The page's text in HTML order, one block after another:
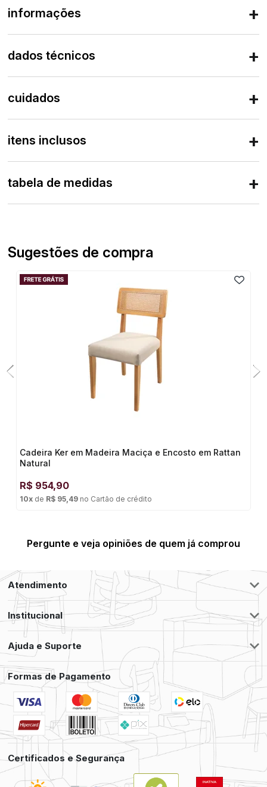
informações
dados técnicos
cuidados
itens inclusos
tabela de medidas
Sugestões de compra
Cadeira Ker em Madeira Maciça e Encosto em Rattan
Natural
R$ 954,90
10x de R$ 95,49 no Cartão de crédito
Pergunte e veja opiniões de quem já comprou
Atendimento
Institucional
Ajuda e Suporte
Formas de Pagamento
Certificados e Segurança